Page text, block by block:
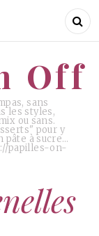
Off
sans
les styles,
ou sans.
pour y
pâte à sucre…
papilles-on-
Off